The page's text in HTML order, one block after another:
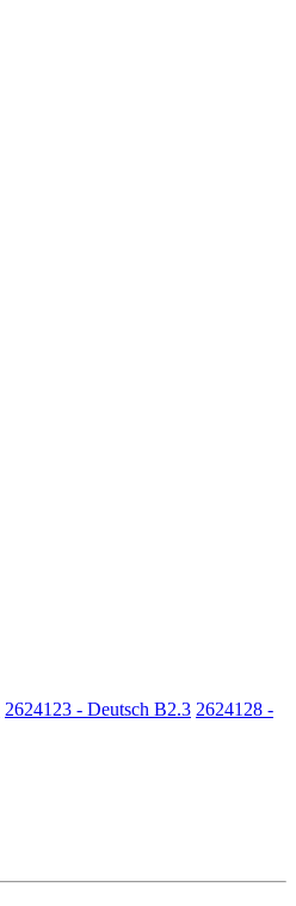
2624123 - Deutsch B2.3 2624128 -